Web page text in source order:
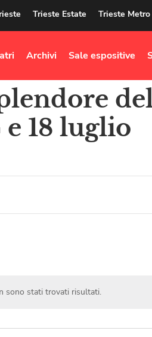
Trieste Estate Trieste Metro
Archivi Sale espositive
18 luglio
sono stati trovati risultati.